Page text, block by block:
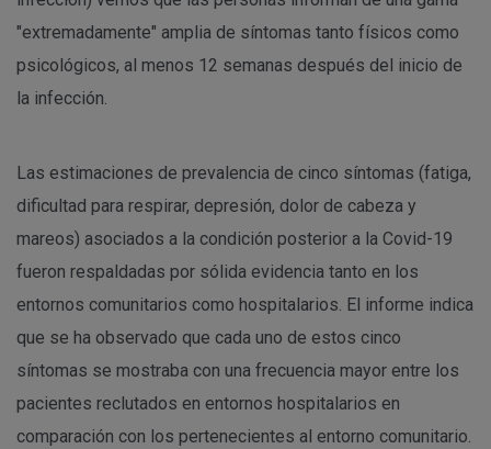
"extremadamente" amplia de síntomas tanto físicos como
psicológicos, al menos 12 semanas después del inicio de
la infección.
Las estimaciones de prevalencia de cinco síntomas (fatiga,
dificultad para respirar, depresión, dolor de cabeza y
mareos) asociados a la condición posterior a la Covid-19
fueron respaldadas por sólida evidencia tanto en los
entornos comunitarios como hospitalarios. El informe indica
que se ha observado que cada uno de estos cinco
síntomas se mostraba con una frecuencia mayor entre los
pacientes reclutados en entornos hospitalarios en
comparación con los pertenecientes al entorno comunitario.